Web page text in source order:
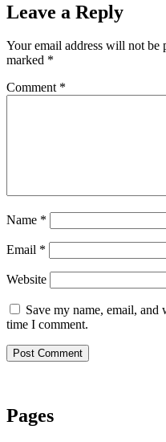
Leave a Reply
Your email address will not be
marked *
Comment *
Name *
Email *
Website
Save my name, email,
time I comment.
Pages